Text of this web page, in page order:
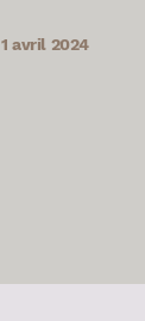
1 avril 2024